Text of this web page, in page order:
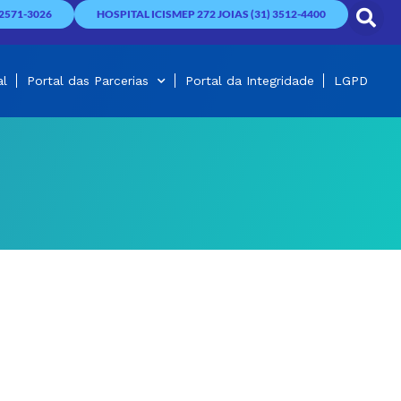
3026 HOSPITAL ICISMEP 272 JOIAS (31) 3512-4400
Portal das Parcerias Portal da Integridade LGPD